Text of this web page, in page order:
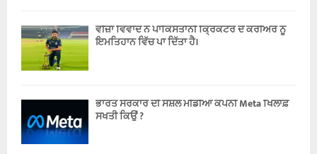
ਵੀਜ਼ਾ ਵਿਵਾਦ ਨੇ ਪਾਕਿਸਤਾਨੀ ਕ੍ਰਿਕਟਰ ਦੇ ਕਰੀਅਰ ਨੂੰ
ਇਮਤਿਹਾਨ ਵਿੱਚ ਪਾ ਦਿੱਤਾ ਹੈ।
ਭਾਰਤ ਸਰਕਾਰ ਦੀ ਸੋਸ਼ਲ ਮੀਡੀਆ ਕੰਪਨੀ Meta ਖਿਲਾਫ਼
ਸਖਤੀ ਕਿਉਂ ?